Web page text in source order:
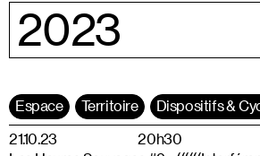
2023
Espace Territoire
Dispositifs &
21.10.23
20h30